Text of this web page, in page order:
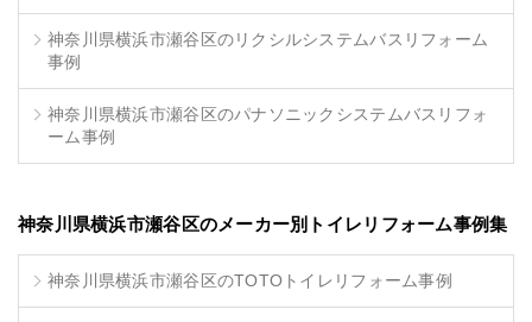
神奈川県横浜市瀬谷区のリクシルシステムバスリフォーム
事例
神奈川県横浜市瀬谷区のパナソニックシステムバスリフォ
ーム事例
神奈川県横浜市瀬谷区のメーカー別トイレリフォーム事例集
神奈川県横浜市瀬谷区のTOTOトイレリフォーム事例